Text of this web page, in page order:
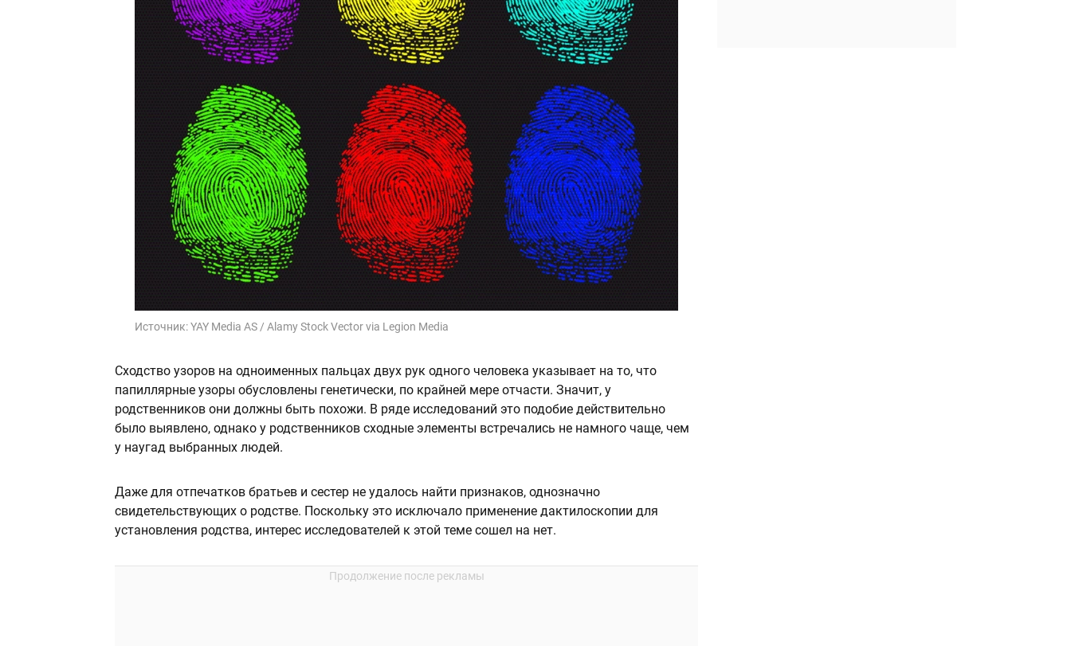
Источник:YAY Media AS / Alamy Stock Vector via Legion Media
Сходство узоров на одноименных пальцах двух рук одного человека указывает на то, что
папиллярные узоры обусловлены генетически, по крайней мере отчасти. Значит, у
родственников они должны быть похожи. В ряде исследований это подобие действительно
было выявлено, однако у родственников сходные элементы встречались не намного чаще, чем
у наугад выбранных людей.
Даже для отпечатков братьев и сестер не удалось найти признаков, однозначно
свидетельствующих о родстве. Поскольку это исключало применение дактилоскопии для
установления родства, интерес исследователей к этой теме сошел на нет.